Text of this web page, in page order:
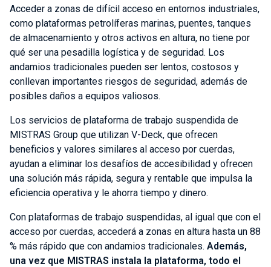
Acceder a zonas de difícil acceso en entornos industriales,
como plataformas petrolíferas marinas, puentes, tanques
de almacenamiento y otros activos en altura, no tiene por
qué ser una pesadilla logística y de seguridad. Los
andamios tradicionales pueden ser lentos, costosos y
conllevan importantes riesgos de seguridad, además de
posibles daños a equipos valiosos.
Los servicios de plataforma de trabajo suspendida de
MISTRAS Group que utilizan V-Deck, que ofrecen
beneficios y valores similares al acceso por cuerdas,
ayudan a eliminar los desafíos de accesibilidad y ofrecen
una solución más rápida, segura y rentable que impulsa la
eficiencia operativa y le ahorra tiempo y dinero.
Con plataformas de trabajo suspendidas, al igual que con el
acceso por cuerdas, accederá a zonas en altura hasta un 88
% más rápido que con andamios tradicionales. Además,
una vez que MISTRAS instala la plataforma, todo el